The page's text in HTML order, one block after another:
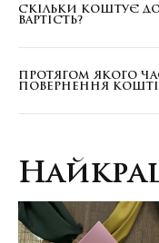
СКІЛЬКИ КОШТУЄ
ВАРТІСТЬ?
ПРОТЯГОМ ЯКОГО
ПОВЕРНЕННЯ